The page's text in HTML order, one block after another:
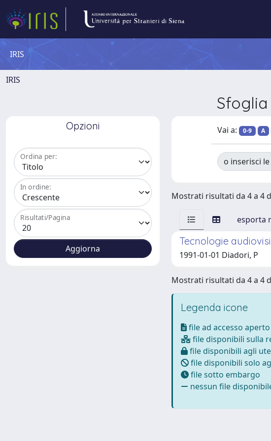
IRIS
IRIS
Opzioni
Ordina per:
In ordine:
Risultati/Pagina
Vai a: 0-9 A
o inserisci
Mostrati risultati da 4 a 4
esporta
Tecnologie
1991-01-01 Diadori, P
Mostrati risultati da 4 a 4
Legenda icone
file ad accesso aperto
file disponibili sulla
file disponibili agli
file disponibili solo
file sotto embargo
nessun file